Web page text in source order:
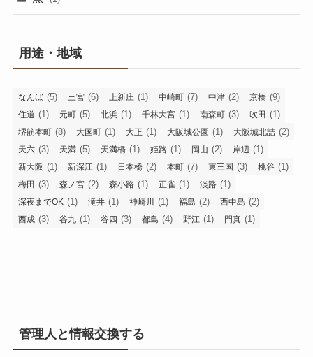
用途・地域
なんば (5) 三宮 (6) 上新庄 (1) 中崎町 (7) 中津 (2) 京橋 (9)
住道 (1) 元町 (5) 北浜 (1) 千林大宮 (1) 南森町 (3) 吹田 (1)
堺筋本町 (8) 大国町 (1) 大正 (1) 大阪城公園 (1) 大阪城北詰 (2)
天六 (3) 天満 (5) 天満橋 (1) 姫路 (1) 岡山 (2) 岸辺 (1)
新大阪 (1) 新深江 (1) 日本橋 (2) 本町 (7) 東三国 (3) 桃谷 (1)
梅田 (3) 森ノ宮 (2) 森小路 (1) 正雀 (1) 淡路 (1)
深夜までOK (1) 滝井 (1) 神崎川 (1) 福島 (2) 西中島 (2)
西成 (3) 谷九 (1) 谷四 (3) 都島 (4) 野江 (1) 門真 (1)
管理人と情報交換する